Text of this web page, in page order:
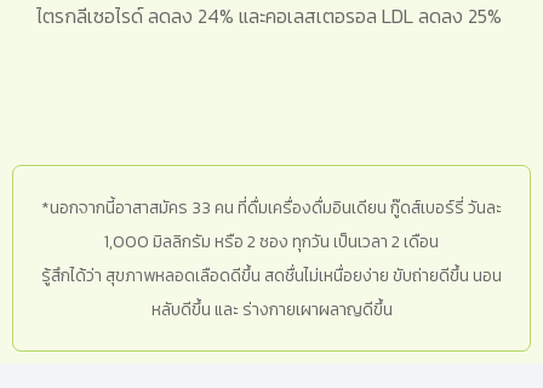
ไตรกลีเซอไรด์ ลดลง 24% และคอเลสเตอรอล LDL ลดลง 25%
*นอกจากนี้อาสาสมัคร 33 คน ที่ดื่มเครื่องดื่มอินเดียน กู๊ดส์เบอร์รี่ วันละ
1,000 มิลลิกรัม หรือ 2 ซอง ทุกวัน เป็นเวลา 2 เดือน
รู้สึกได้ว่า สุขภาพหลอดเลือดดีขึ้น สดชื่นไม่เหนื่อยง่าย ขับถ่ายดีขึ้น นอน
หลับดีขึ้น และ ร่างกายเผาผลาญดีขึ้น